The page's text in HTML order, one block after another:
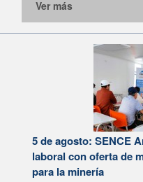
Ver más
5 de agosto: SENCE
laboral con oferta de
para la minería